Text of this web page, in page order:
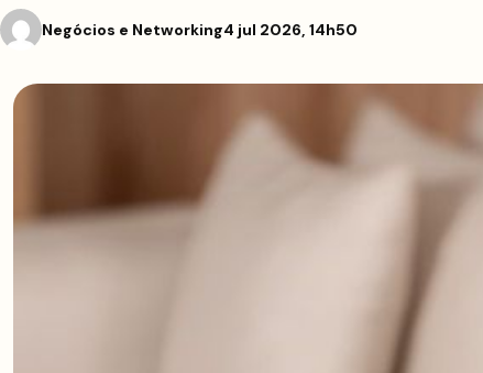
Negócios e Networking4 jul 2026, 14h50